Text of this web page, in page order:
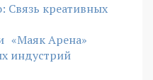
Связь креативных
«Маяк Арена»
индустрий